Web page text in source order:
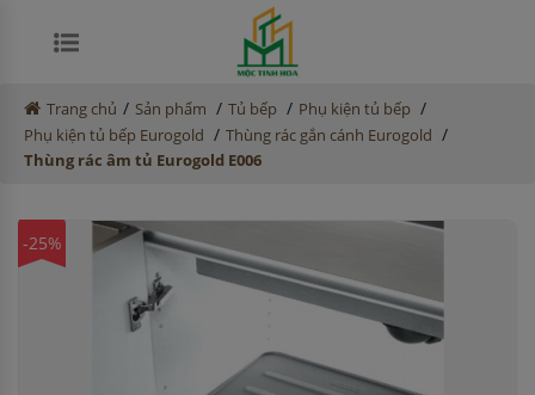
Trang chủ / Sản phẩm / Tủ bếp / Phụ kiện tủ bếp /
Phụ kiện tủ bếp Eurogold / Thùng rác gắn cánh Eurogold /
Thùng rác âm tủ Eurogold E006
-25%